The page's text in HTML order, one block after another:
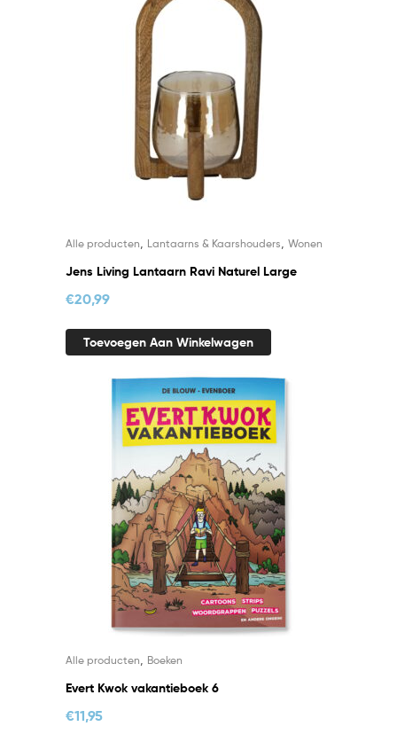
Alle producten Lantaarns & Kaarshouders Wonen
Jens Living Lantaarn Ravi Naturel Large
€20,99
Toevoegen Aan Winkelwagen
Alle producten Boeken
Evert Kwok vakantieboek 6
€11,95